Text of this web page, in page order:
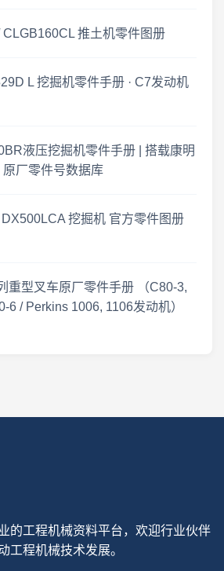
2026年7月6日 上新 工程机械零件图册 · 更新公告
推土机零件图册
L 挖掘机零件手册 · C7发动机
液压挖掘机零件手册 | 搭载康明
厂零件号数据库
挖掘机 官方零件图册
重型叉车原厂零件手册 （C80-3,
6 / Perkins 1006, 1106发动机）
的工程机械资料平台，欢迎行业伙伴
工程机械技术发展。